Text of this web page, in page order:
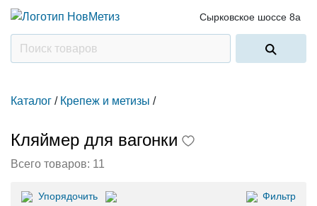
Сырковское шоссе 8а
Каталог / Крепеж и метизы /
Кляймер для вагонки
Всего товаров: 11
Упорядочить Фильтр